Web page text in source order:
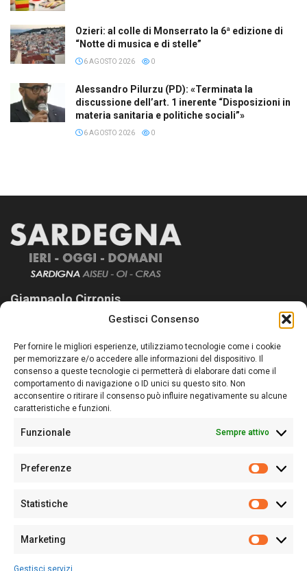
Gestisci Consenso
Per fornire le migliori esperienze, utilizziamo tecnologie come i cookie
per memorizzare e/o accedere alle informazioni del dispositivo. Il
consenso a queste tecnologie ci permetterà di elaborare dati come il
comportamento di navigazione o ID unici su questo sito. Non
acconsentire o ritirare il consenso può influire negativamente su alcune
caratteristiche e funzioni.
Funzionale Sempre attivo
Preferenze
Statistiche
Marketing
Gestisci servizi
Ozieri: al colle di Monserrato la 6ª edizione di
“Notte di musica e di stelle”
6 AGOSTO 2026 0
Alessandro Pilurzu (PD): «Terminata la
discussione dell’art. 1 inerente “Disposizioni in
materia sanitaria e politiche sociali”»
6 AGOSTO 2026 0
Giampaolo Cirronis
Sardegna Ieri-Oggi-Domani nasce per informare “liberamente” i
lettori su quanto accade in Sardegna, con un occhio rivolto al
nostro passato e, soprattutto, al nostro futuro
Follow Us
Sede:Via Cristoforo Colombo 09013 Carbonia
Partita IVA02270380922
128/2020 del 10/02/2020